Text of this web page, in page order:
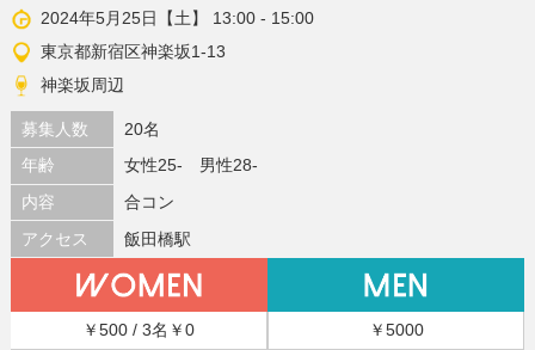
2024年5月25日【土】 13:00 - 15:00
東京都新宿区神楽坂1-13
神楽坂周辺
募集人数
20名
年齢
女性25- 男性28-
内容
合コン
アクセス
飯田橋駅
￥500 / 3名￥0
￥5000